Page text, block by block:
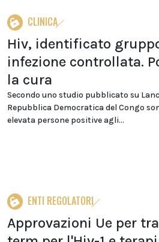
CLINICA
Hiv, identificato
infezione controllata.
la cura
Secondo uno studio pubblicato su
Repubblica Democratica del Congo
elevata persone positive agli...
ENTI REGOLATORI
Approvazioni Ue per